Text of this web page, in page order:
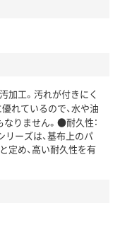
加工。汚れが付きにく
れているので、水や油
りません。●耐久性：
ーズは、基布上のパ
定め、高い耐久性を有